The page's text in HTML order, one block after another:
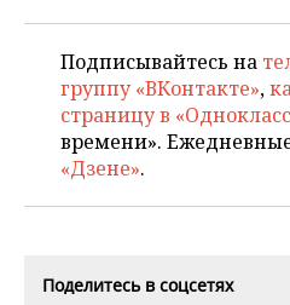
ОТКРЫТАЯ ЛЕКЦИЯ
БАСКЕТБОЛ
ВОЛЕЙБОЛ
КИБЕРСПОРТ
ИНФРАСТРУКТУРА
ИСТОРИЯ
КУЛЬТУРА
СПРАВОЧНИК
СПИСОК ПЕРСОН
СПИСОК КОМПАНИЙ
ПОЛНАЯ ВЕРСИЯ
Подписывайтесь на
группу «ВКонтакте»,
страницу в
времени».
«Дзене».
Поделитесь в соцсетях